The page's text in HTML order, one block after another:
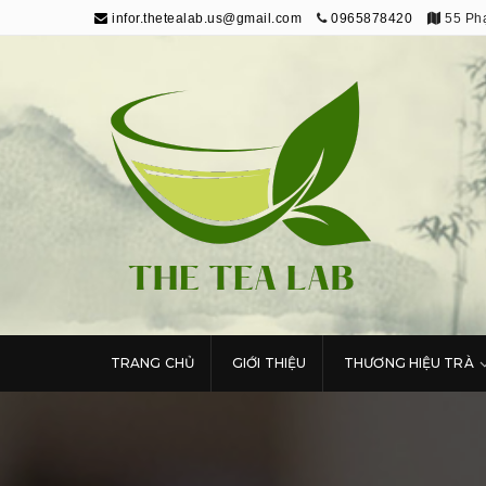
infor.thetealab.us@gmail.com 0965878420 55
The Tea Lab
Trang Thông Tin Về Trà
TRANG CHỦ GIỚI THIỆU THƯƠNG HIỆU TRÀ